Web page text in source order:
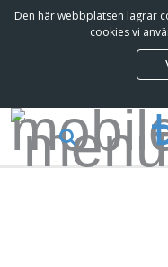
Den här webbplatsen lagrar
cookies vi